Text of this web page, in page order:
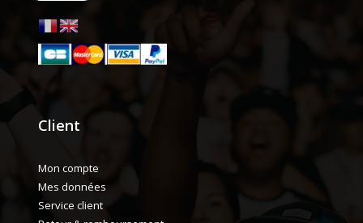
Client
Mon compte
Mes données
Service client